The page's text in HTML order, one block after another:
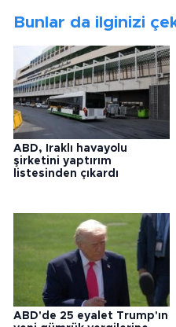
Bunlar da ilginizi
ABD, Iraklı havayolu
şirketini yaptırım
listesinden çıkardı
ABD'de 25 eyalet Trump'ın